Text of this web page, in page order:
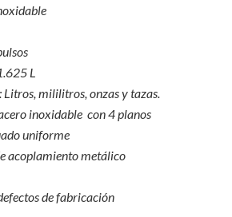
L
mililitros, onzas y tazas.
inoxidable con 4 planos
uniforme
acoplamiento metálico
de fabricación